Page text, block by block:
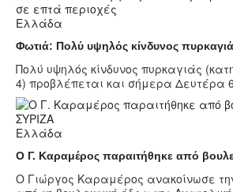
Ελλάδα
Φωτιά: Πολύ υψηλός κίνδυνος
Πολύ υψηλός κίνδυνος πυρκαγιάς
4) προβλέπεται και σήμερα Δευτέρα
Ελλάδα
Ο Γ. Καραμέρος παραιτήθηκε από
Ο Γιώργος Καραμέρος ανακοίνωσε